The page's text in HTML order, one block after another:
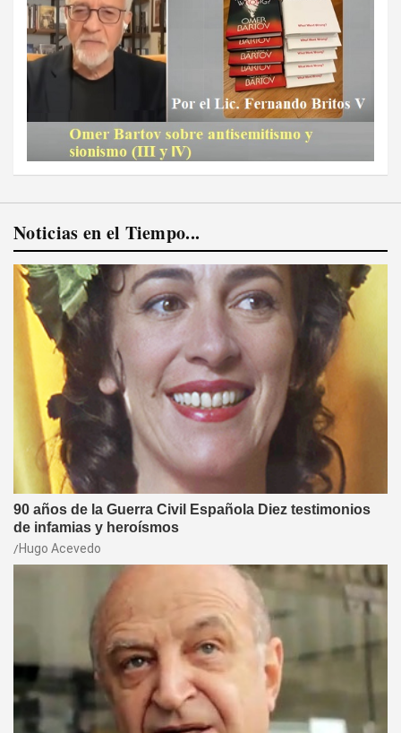
Noticias en el Tiempo...
90 años de la Guerra Civil Española Diez testimonios
de infamias y heroísmos
Hugo Acevedo